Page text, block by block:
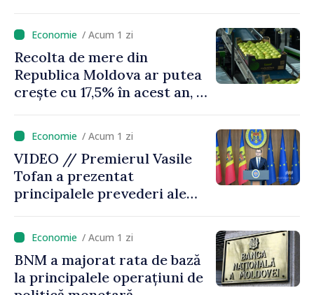
puțin munca, stimulăm
investițiile, taxăm viciile și
echilibrăm taxarea
consumului”
/ Acum 1 zi
Recolta de mere din
Republica Moldova ar putea
crește cu 17,5% în acest an, în
este estimată în scădere
/ Acum 1 zi
VIDEO // Premierul Vasile
Tofan a prezentat
principalele prevederi ale
2027
/ Acum 1 zi
BNM a majorat rata de bază
la principalele operațiuni de